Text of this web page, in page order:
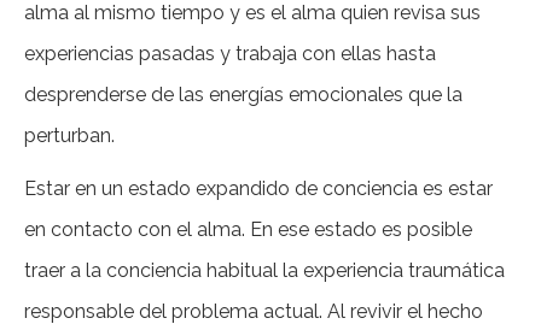
alma al mismo tiempo y es el alma quien revisa sus
experiencias pasadas y trabaja con ellas hasta
desprenderse de las energías emocionales que la
perturban.
Estar en un estado expandido de conciencia es estar
en contacto con el alma. En ese estado es posible
traer a la conciencia habitual la experiencia traumática
responsable del problema actual. Al revivir el hecho